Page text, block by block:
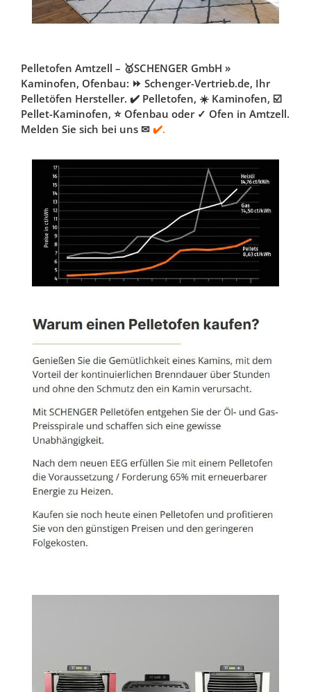
Pelletofen Amtzell – 🥇SCHENGER GmbH »
Kaminofen, Ofenbau: ⏩ Schenger-Vertrieb.de, Ihr
Pelletöfen Hersteller. ✔️ Pelletofen, ☀️ Kaminofen, ☑️
Pellet-Kaminofen, ⭐ Ofenbau oder ✓ Ofen in Amtzell.
Melden Sie sich bei uns ✉ ✔️.